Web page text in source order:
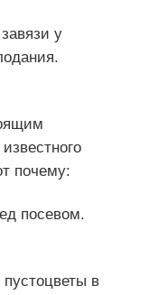
у
почему:
посевом.
в